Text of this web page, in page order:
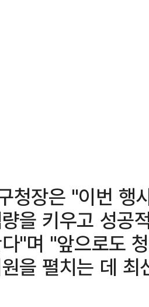
청장은 "이번 행
을 키우고 성공
"며 "앞으로도
을 펼치는 데